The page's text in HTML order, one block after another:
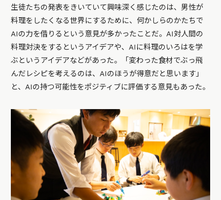
生徒たちの発表をきいていて興味深く感じたのは、男性が
料理をしたくなる世界にするために、何かしらのかたちで
AIの力を借りるという意見が多かったことだ。AI対人間の
料理対決をするというアイデアや、AIに料理のいろはを学
ぶというアイデアなどがあった。「変わった食材でぶっ飛
んだレシピを考えるのは、AIのほうが得意だと思います」
と、AIの持つ可能性をポジティブに評価する意見もあった。